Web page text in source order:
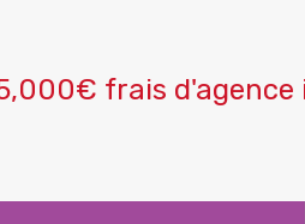
frais d'agence